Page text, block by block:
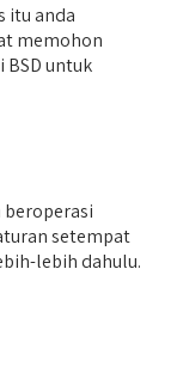
itu anda
memohon
untuk
beroperasi
setempat
lebih dahulu.